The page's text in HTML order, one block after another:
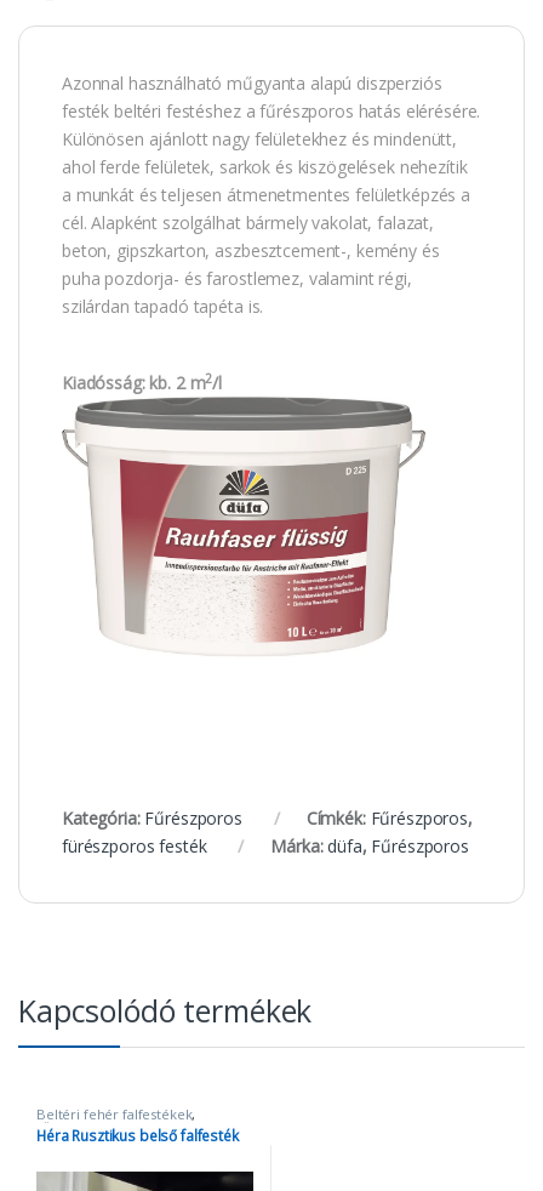
Azonnal használható műgyanta alapú diszperziós
festék beltéri festéshez a fűrészporos hatás elérésére.
Különösen ajánlott nagy felületekhez és mindenütt,
ahol ferde felületek, sarkok és kiszögelések nehezítik
a munkát és teljesen átmenetmentes felületképzés a
cél. Alapként szolgálhat bármely vakolat, falazat,
beton, gipszkarton, aszbesztcement-, kemény és
puha pozdorja- és farostlemez, valamint régi,
szilárdan tapadó tapéta is.
Kiadósság: kb. 2 m2/l
Kategória: Fűrészporos Címkék: Fűrészporos,
fürészporos festék
Márka:düfa, Fűrészporos
Kapcsolódó termékek
Beltéri fehér falfestékek,
fűrészporos festék
Héra Rusztikus belső falfesték